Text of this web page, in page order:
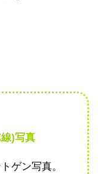
)写真
ゲン写真。